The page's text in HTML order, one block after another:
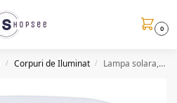
0
/ Corpuri de Iluminat / Lampa solara, USB, Baterie externa, 4000mah